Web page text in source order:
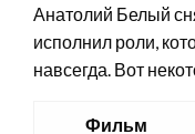
Анатолий Белый
исполнил роли,
навсегда. Вот
Фильм